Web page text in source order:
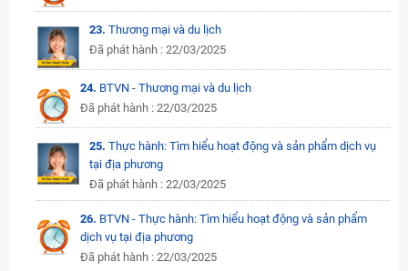
23. Thương mại và du lịch
Đã phát hành : 22/03/2025
24. BTVN - Thương mại và du lịch
Đã phát hành : 22/03/2025
25. Thực hành: Tìm hiểu hoạt động và sản phẩm dịch vụ
tại địa phương
Đã phát hành : 22/03/2025
26. BTVN - Thực hành: Tìm hiểu hoạt động và sản phẩm
dịch vụ tại địa phương
Đã phát hành : 22/03/2025